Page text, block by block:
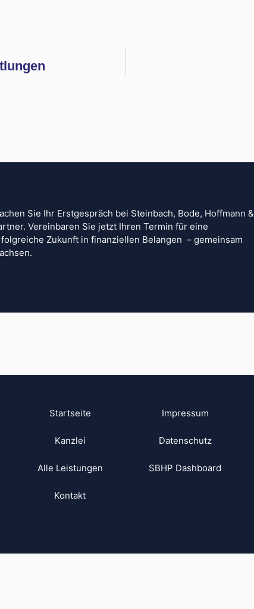
Sie Ihr Erstgespräch bei Steinbach, Bode, Hoffmann &
Vereinbaren Sie jetzt Ihren Termin für eine
Zukunft in finanziellen Belangen – gemeinsam
Startseite
Kanzlei
Alle Leistungen
Kontakt
Impressum
Datenschutz
SBHP Dashboard